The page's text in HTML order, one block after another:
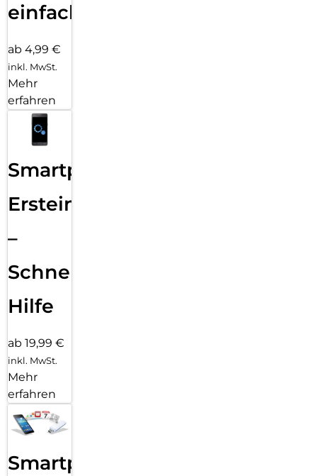
einfach
ab 4,99 €
inkl. MwSt.
Mehr
erfahren
Smartphone
Ersteinrichtung
–
Schnelle
Hilfe
ab 19,99 €
inkl. MwSt.
Mehr
erfahren
Smartphone